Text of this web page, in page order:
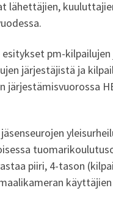
pm-
järjestäjistä ja
piiri, 4-tason